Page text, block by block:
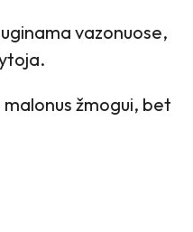
vazonuose,
malonus žmogui, bet